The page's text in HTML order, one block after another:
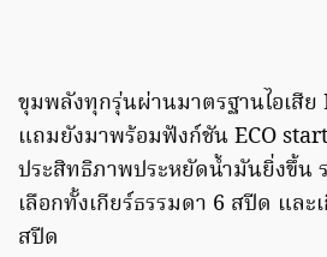
ขุมพลังทุกรุ่นผ่านมาตรฐานไอเสี
แถมยังมาพร้อมฟังก์ชัน ECO
ประสิทธิภาพประหยัดน้ำมันยิ่งขึ้น
เลือกทั้งเกียร์ธรรมดา 6 สปีด และ
สปีด